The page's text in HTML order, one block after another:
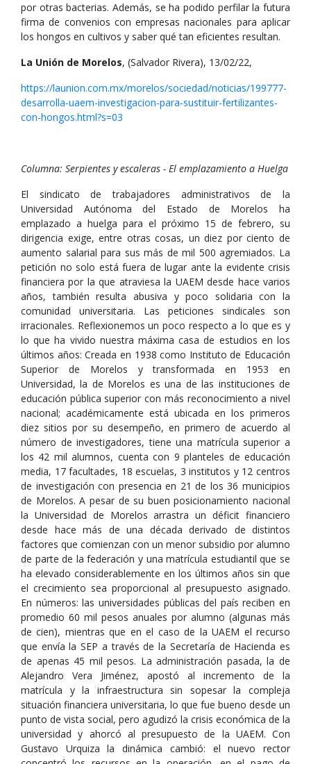
por otras bacterias. Además, se ha podido perfilar la futura
firma de convenios con empresas nacionales para aplicar
los hongos en cultivos y saber qué tan eficientes resultan.
La Unión de Morelos, (Salvador Rivera), 13/02/22,
https://launion.com.mx/morelos/sociedad/noticias/199777-
desarrolla-uaem-investigacion-para-sustituir-fertilizantes-
con-hongos.html?s=03
Columna: Serpientes y escaleras - El emplazamiento a Huelga
El sindicato de trabajadores administrativos de la
Universidad Autónoma del Estado de Morelos ha
emplazado a huelga para el próximo 15 de febrero, su
dirigencia exige, entre otras cosas, un diez por ciento de
aumento salarial para sus más de mil 500 agremiados. La
petición no solo está fuera de lugar ante la evidente crisis
financiera por la que atraviesa la UAEM desde hace varios
años, también resulta abusiva y poco solidaria con la
comunidad universitaria. Las peticiones sindicales son
irracionales. Reflexionemos un poco respecto a lo que es y
lo que ha vivido nuestra máxima casa de estudios en los
últimos años: Creada en 1938 como Instituto de Educación
Superior de Morelos y transformada en 1953 en
Universidad, la de Morelos es una de las instituciones de
educación pública superior con más reconocimiento a nivel
nacional; académicamente está ubicada en los primeros
diez sitios por su desempeño, en primero de acuerdo al
número de investigadores, tiene una matrícula superior a
los 42 mil alumnos, cuenta con 9 planteles de educación
media, 17 facultades, 18 escuelas, 3 institutos y 12 centros
de investigación con presencia en 21 de los 36 municipios
de Morelos. A pesar de su buen posicionamiento nacional
la Universidad de Morelos arrastra un déficit financiero
desde hace más de una década derivado de distintos
factores que comienzan con un menor subsidio por alumno
de parte de la federación y una matrícula estudiantil que se
ha elevado considerablemente en los últimos años sin que
el crecimiento sea proporcional al presupuesto asignado.
En números: las universidades públicas del país reciben en
promedio 60 mil pesos anuales por alumno (algunas más
de cien), mientras que en el caso de la UAEM el recurso
que envía la SEP a través de la Secretaría de Hacienda es
de apenas 45 mil pesos. La administración pasada, la de
Alejandro Vera Jiménez, apostó al incremento de la
matrícula y la infraestructura sin sopesar la compleja
situación financiera universitaria, lo que fue bueno desde un
punto de vista social, pero agudizó la crisis económica de la
universidad y ahorcó al presupuesto de la UAEM. Con
Gustavo Urquiza la dinámica cambió: el nuevo rector